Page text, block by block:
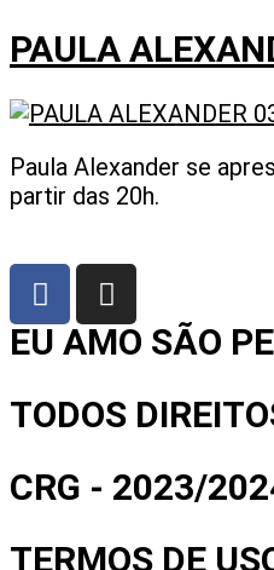
PAULA
Paula Alexander se
partir das 20h.
EU AMO SÃO
TODOS
CRG - 2023/
TERMOS DE